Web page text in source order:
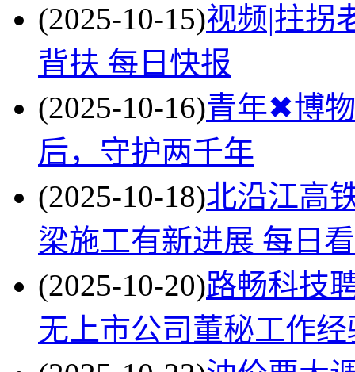
(2025-10-15)视频|拄拐
背扶 每日快报
(2025-10-16)青年✖博
后，守护两千年
(2025-10-18)北沿江高
梁施工有新进展 每日
(2025-10-20)路畅科技
无上市公司董秘工作经